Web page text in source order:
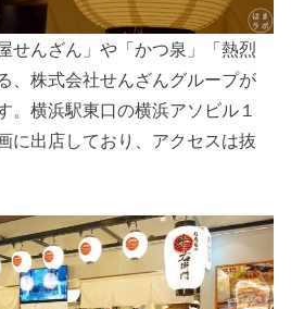
せんざん」や「かつ泉」「熱烈
、株式会社せんざんグループが
。横浜駅東口の横浜アソビル１
に出店しており、アクセスは抜